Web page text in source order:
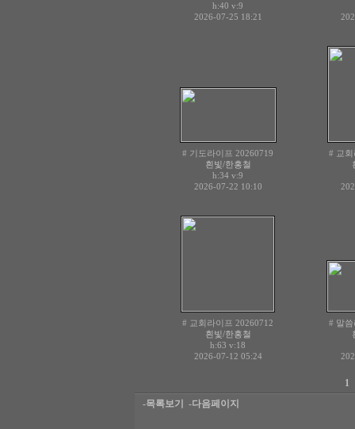
h:40 v:9
2026-07-25 18:21
# 기도라이프 20260719
흰빛/한홍철
h:34 v:9
2026-07-22 10:10
# 교
# 교회라이프 20260712
흰빛/한홍철
h:63 v:18
2026-07-12 05:24
# 말
1
-목록보기
-다음페이지